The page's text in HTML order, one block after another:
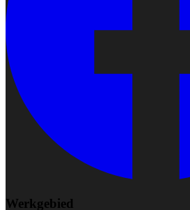
Werkgebied